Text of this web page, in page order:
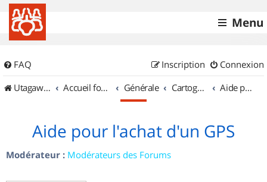
Menu
FAQ Connexion
Inscription
UtagawaVTT (Randos VTT et VTTAE avec traces GPS)
Accueil forum Générale Cartographie et GPS Aide pour l'achat d'un GPS
Aide pour l'achat d'un GPS
Modérateur : Modérateurs des Forums